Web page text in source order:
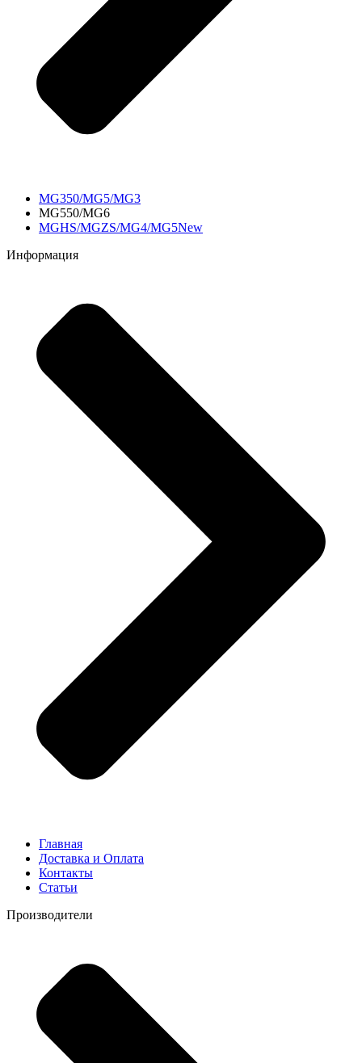
MG350/MG5/MG3
MG550/MG6
MGHS/MGZS/MG4/MG5New
Информация
Главная
Доставка и Оплата
Контакты
Статьи
Производители